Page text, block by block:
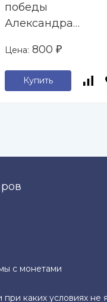
победы
Александра
Чудском озере
(UNC)
Цена: 800 ₽
Купить
с монетами
каких условиях